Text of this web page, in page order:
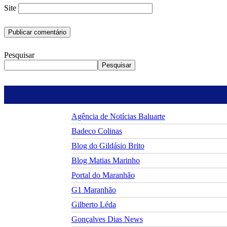
Site
Pesquisar
Pesquisar
Agência de Notícias Baluarte
Badeco Colinas
Blog do Gildásio Brito
Blog Matias Marinho
Portal do Maranhão
G1 Maranhão
Gilberto Léda
Gonçalves Dias News